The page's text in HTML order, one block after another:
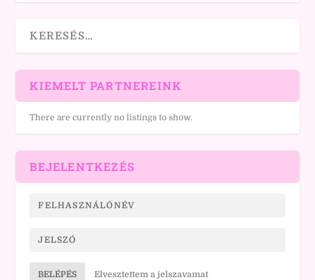
KIEMELT PARTNEREINK
There are currently no listings to show.
BEJELENTKEZÉS
BELÉPÉS Elvesztettem a jelszavamat